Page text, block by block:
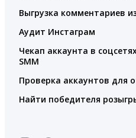
Выгрузка комментариев
Аудит Инстаграм
Чекап аккаунта в
SMM
Проверка аккаунтов для
Найти победителя